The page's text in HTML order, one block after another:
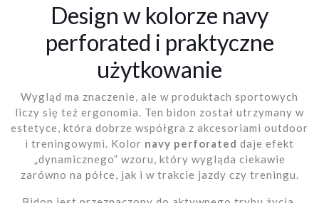
Design w kolorze navy
perforated i praktyczne
użytkowanie
Wygląd ma znaczenie, ale w produktach sportowych
liczy się też ergonomia. Ten bidon został utrzymany w
estetyce, która dobrze współgra z akcesoriami outdoor
i treningowymi. Kolor navy perforated daje efekt
„dynamicznego” wzoru, który wygląda ciekawie
zarówno na półce, jak i w trakcie jazdy czy treningu.